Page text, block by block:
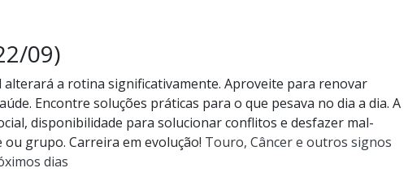
09)
a rotina significativamente. Aproveite para renovar
Encontre soluções práticas para o que pesava no dia a dia. A
disponibilidade para solucionar conflitos e desfazer mal-
grupo. Carreira em evolução! Touro, Câncer e outros signos
dias